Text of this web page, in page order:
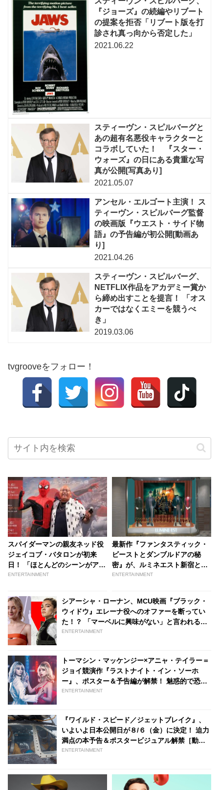
『ジョーズ』の続編やリブート
の提案を拒否「リブート版を打
診され真っ向から否定した」
2021.06.22
スティーヴン・スピルバーグと
あの超有名悪役キャラクターと
コラボしていた！ 『スター・
ウォーズ』の日にある貴重な写
真が公開[写真あり]
2021.05.07
アンセル・エルゴート主演！ ス
ティーヴン・スピルバーグ監督
の映画版『ウエスト・サイド物
語』の予告編が初公開[動画あ
り]
2021.04.26
スティーヴン・スピルバーグ、
NETFLIX作品をアカデミー賞か
ら締め出すことを提言！ 「オス
カーではなくエミーを競うべ
き」
2019.03.06
tvgrooveをフォロー！
スパイダーマンの親友ネッド役
ジェイコブ・バタロンが初来
日！ 「ほとんどのシーンがアド
リブなんです」！？ | tvgroove
ENTERTAINMENT
最新作『ファンタスティック・
ビーストとダンブルドアの秘
密』が、ルミネエスト新宿とコ
ラボ！ エディ・レッドメインら
謎解きイベントなど、魔法の世
界を楽しめるコンテンツが盛り
だくさん - tvgroove
ENTERTAINMENT
シアーシャ・ローナン、MCU映画『ブラック・
ウィドウ』エレーナ役へのオファーを断ってい
た！？ 「マーベルに興味がない」と言われる彼
女だが、他のキャラクター役でMCU出演を望ん
ENTERTAINMENT
トーマシン・マッケンジー×アニャ・テイラー＝
ジョイ競演作『ラストナイト・イン・ソーホ
ー』、ポスター＆予告編が解禁！ 魅惑的で恐ろ
しい・・・60 年代ロンドンへ［動画あり］ -
ENTERTAINMENT
『ワイルド・スピード／ジェットブレイク』、
いよいよ日本公開日が８/６（金）に決定！ 迫力
満点の本予告＆ポスタービジュアル解禁［動画
あり］ | tvgroove
ENTERTAINMENT